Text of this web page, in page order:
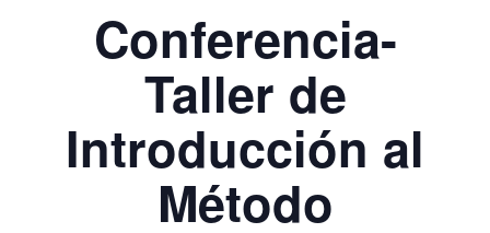
Conferencia-
Taller de
Introducción al
Método